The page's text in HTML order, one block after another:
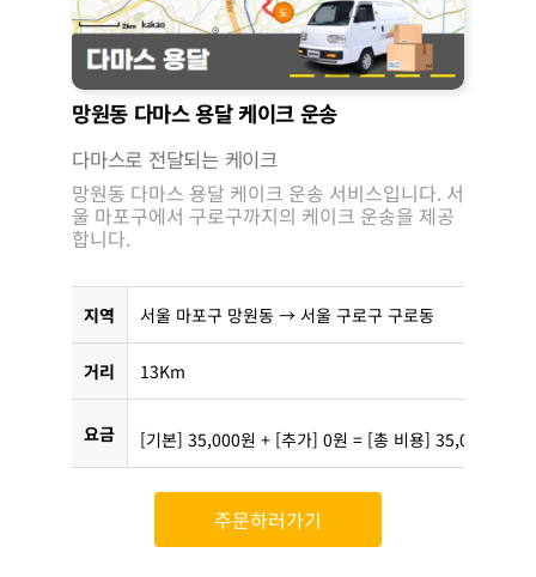
망원동 다마스 용달 케이크 운송
다마스로 전달되는 케이크
망원동 다마스 용달 케이크 운송 서비스입니다. 서
울 마포구에서 구로구까지의 케이크 운송을 제공
합니다.
지역 서울 마포구 망원동 → 서울 구로구 구로동
거리 13Km
요금 [기본] 35,000원 + [추가] 0원 = [총 비용] 35,000원
주문하러가기